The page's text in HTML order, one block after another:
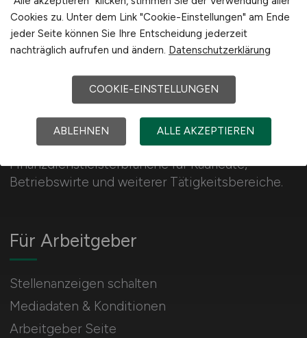
VERSICHERUNG.JOBS
342 Jobs in der Versicherungsindustrie und
Finanzdienstleisterbranche für Kaufleute,
Betriebswirte und weiterer Tätigkeitsbereiche.
Für Arbeitgeber
Stellenanzeigen schalten
Mediadaten & Konditionen
Arbeitgeber Seite
Cookies zu. Unter dem Link "Cookie-Einstellungen" am Ende
jeder Seite können Sie Ihre Entscheidung jederzeit
nachträglich aufrufen und ändern. Datenschutzerklärung
COOKIE-EINSTELLUNGEN
ABLEHNEN ALLE AKZEPTIEREN